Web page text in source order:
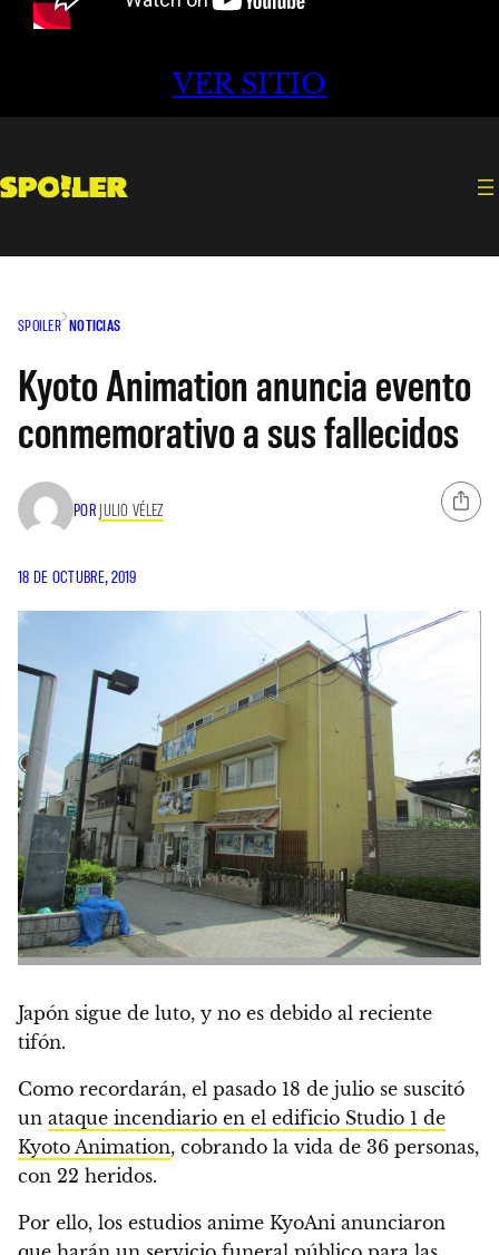
VER SITIO
SPOILER NOTICIAS
Kyoto Animation anuncia evento
conmemorativo a sus fallecidos
POR JULIO VÉLEZ
18 DE OCTUBRE, 2019
Japón sigue de luto, y no es debido al reciente
tifón.
Como recordarán, el pasado 18 de julio se suscitó
un ataque incendiario en el edificio Studio 1 de
Kyoto Animation, cobrando la vida de 36 personas,
con 22 heridos.
Por ello, los estudios anime KyoAni anunciaron